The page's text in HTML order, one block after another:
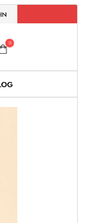
14 jūlijs, 2026